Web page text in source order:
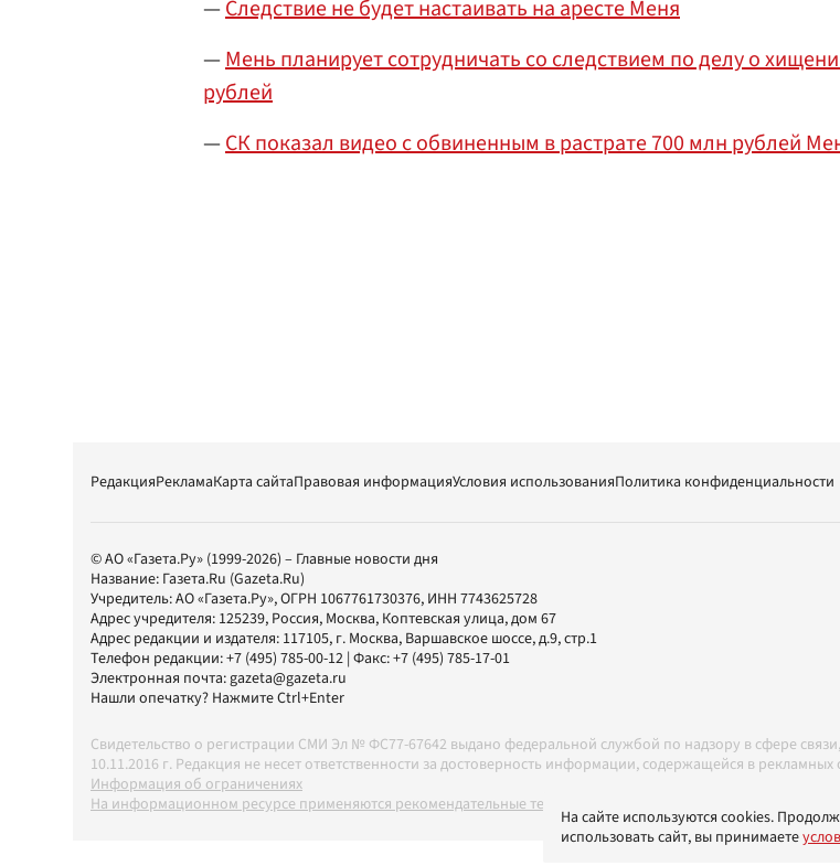
—Следствие не будет настаивать на аресте Меня
—Мень планирует сотрудничать со следствием по делу о
рублей
—СК показал видео с обвиненным в растрате 700 млн рублей
РедакцияРекламаКарта сайтаПравовая информацияУсловия использованияПолитика конфиденциальности
© АО «Газета.Ру» (1999-2026) – Главные новости дня
Название: Газета.Ru (Gazeta.Ru)
Учредитель:АО «Газета.Ру», ОГРН 1067761730376, ИНН 7743625728
Адрес учредителя: 125239, Россия, Москва, Коптевская улица, дом 67
Адрес редакции и издателя: 117105, г. Москва, Варшавское шоссе, д.9, стр.1
Телефон редакции:+7 (495) 785-00-12 | Факс:+7 (495) 785-17-01
Электронная почта:gazeta@gazeta.ru
Нашли опечатку? Нажмите Ctrl+Enter
Свидетельство о регистрации СМИ Эл № ФС77-67642 выдано федеральной службой по надзору в сфере
10.11.2016 г. Редакция не несет ответственности за достоверность информации, содержащейся в
Информация об ограничениях
На информационном ресурсе применяются рекомендательные технологии в соответствии с Правилами
На сайте используются cookies.
использовать сайт, вы принимаете